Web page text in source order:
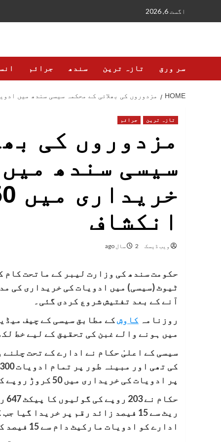
اگست 6, 2026
سر ورق تازہ ترین سندھ جرائم
HOME مزدوروں کی بھلائی کے محکمہ سیسی سندھ میں ادویات کی خریداری
تازہ ترین جرائم
مزدوروں کی
سیسی سندھ
انکشاف
ویب ڈیسک 2 سال ago
حکومت سندھ کی وزارت لیبر کے ماتحت کام
آنے کے بعد تفتیش شروع کردی گئی۔
روزنامہ کاوشکے مطابق سیسی کے چیف
میں ہونے والے غبن کی تحقیق کے لیے خط
سیسی کے اعلیٰ حکام نے ادارے کے تحت
پر ادویات کی خریداری میں 50 کروڑ روپے کی کرپشن کی گئی۔
ریٹ سے 15 فیصد زائد رقم پر خریدا
ادارے کو ادویات مارکیٹ دام سے 15 فیصد کم دام پر خریدنی ہوتی ہیں۔